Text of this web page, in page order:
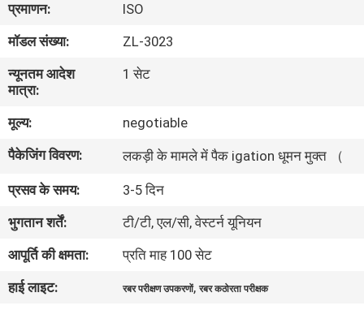
बारे
में
कारखाना
भ्रमण
गुणवत्ता
नियंत्रण
संपर्क
करें
प्रमाणन:
ISO
मॉडल संख्या:
ZL-3023
न्यूनतम आदेश
मात्रा:
1 सेट
मूल्य:
negotiable
पैकेजिंग विवरण:
लकड़ी के मामले में पैक igation धूमन मुक्त （
प्रसव के समय:
3-5 दिन
भुगतान शर्तें:
टी/टी, एल/सी, वेस्टर्न यूनियन
आपूर्ति की क्षमता:
प्रति माह 100 सेट
हाई लाइट:
रबर परीक्षण उपकरणों,रबर कठोरता परीक्षक